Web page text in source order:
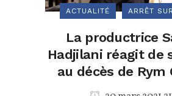
ACTUALITÉ ARRÊT
La productrice
Hadjilani réagit de
au décès de Rym